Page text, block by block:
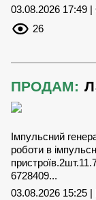
03.08.2026 17:49
26
ПРОДАМ:
Імпульсний
роботи в
6728409...
03.08.2026 15:25 |